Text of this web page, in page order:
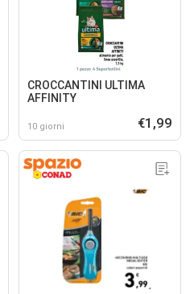
CROCCANTINI ULTIMA
AFFINITY
10 giorni €1,99